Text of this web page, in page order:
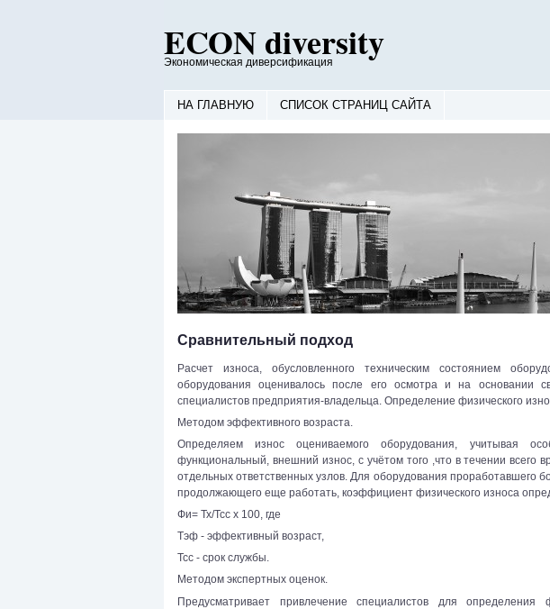
ECON diversity
Экономическая диверсификация
НА ГЛАВНУЮ СПИСОК СТРАНИЦ САЙТА
Сравнительный подход
Расчет износа, обусловленного техническим состоянием
оборудования оценивалось после его осмотра и на основании
специалистов предприятия-владельца. Определение физического
Методом эффективного возраста.
Определяем износ оцениваемого оборудования, учитывая
функциональный, внешний износ, с учётом того ,что в течении всего
отдельных ответственных узлов. Для оборудования проработавшего
продолжающего еще работать, коэффициент физического износа
Фи= Тх/Тсс х 100, где
Тэф - эффективный возраст,
Тсс - срок службы.
Методом экспертных оценок.
Предусматривает привлечение специалистов для